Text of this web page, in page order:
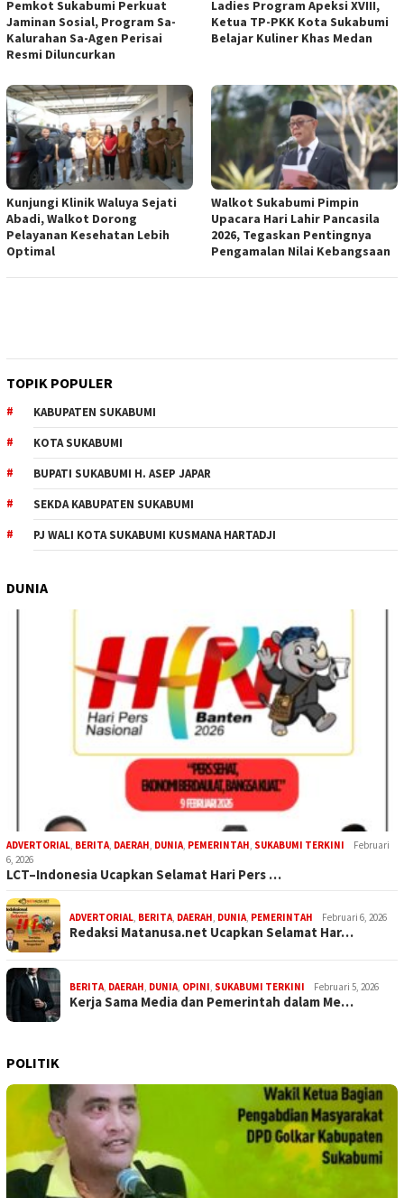
Pemkot Sukabumi Perkuat
Jaminan Sosial, Program Sa-
Kalurahan Sa-Agen Perisai
Resmi Diluncurkan
Ladies Program Apeksi XVIII,
Ketua TP-PKK Kota Sukabumi
Belajar Kuliner Khas Medan
Kunjungi Klinik Waluya Sejati
Abadi, Walkot Dorong
Pelayanan Kesehatan Lebih
Optimal
Walkot Sukabumi Pimpin
Upacara Hari Lahir Pancasila
2026, Tegaskan Pentingnya
Pengamalan Nilai Kebangsaan
TOPIK POPULER
KABUPATEN SUKABUMI
KOTA SUKABUMI
BUPATI SUKABUMI H. ASEP JAPAR
SEKDA KABUPATEN SUKABUMI
PJ WALI KOTA SUKABUMI KUSMANA HARTADJI
DUNIA
ADVERTORIAL, BERITA, DAERAH, DUNIA, PEMERINTAH, SUKABUMI TERKINI
Februari
6, 2026
LCT–Indonesia Ucapkan Selamat Hari Pers …
ADVERTORIAL, BERITA, DAERAH, DUNIA, PEMERINTAH Februari 6, 2026
Redaksi Matanusa.net Ucapkan Selamat Har…
BERITA, DAERAH, DUNIA, OPINI, SUKABUMI TERKINI Februari 5, 2026
Kerja Sama Media dan Pemerintah dalam Me…
POLITIK